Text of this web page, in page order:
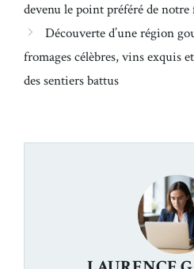
devenu le point préféré de
Découverte d’une région
fromages célèbres, vins exquis
des sentiers battus